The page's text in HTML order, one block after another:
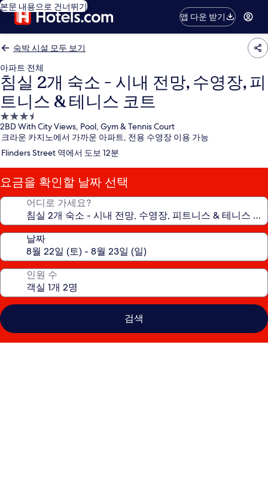
본문 내용으로 건너뛰기
앱 다운 받기
숙박 시설 모두 보기
아파트 전체
침실 2개 숙소 - 시내 전망, 수영장, 피
트니스 & 테니스 코트
3.5
성
급
숙
박
시
설
2BD With City Views, Pool, Gym & Tennis Court
크라운 카지노에서 가까운 아파트, 전용 수영장 이용 가능
Flinders Street 역에서 도보 12분
요금을 확인할 날짜 선택
어디로 가세요?
날짜
인원 수
검색